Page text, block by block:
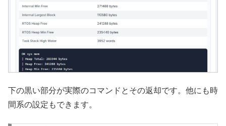
下の黒い部分が実際のコマンドとその返却です。他にも時
間系の設定もできます。